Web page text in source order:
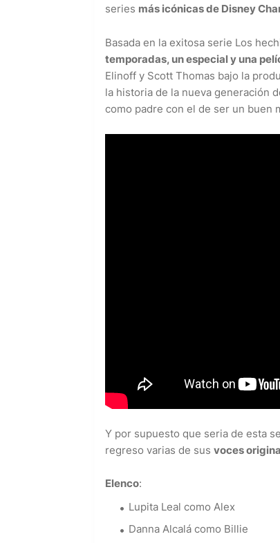
series más icónicas de Disney
Basada en la exitosa serie Los
temporadas, un especial y una
Elinoff y Scott Thomas bajo la
la historia de la nueva generación
como padre con el de ser un buen
Y por supuesto que seria de esta
regreso varias de sus voces
Elenco:
Lupita Leal como Alex
Danna Alcalá como Billie